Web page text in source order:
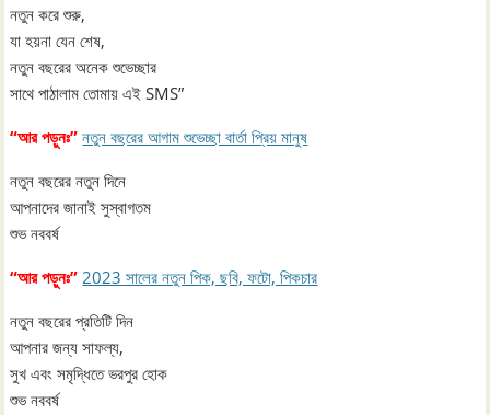
নতুন করে শুরু,
যা হয়না যেন শেষ,
নতুন বছরের অনেক শুভেচ্ছার
সাথে পাঠালাম তোমায় এই SMS”
“আর পড়ুনঃ” নতুন বছরের আগাম শুভেচ্ছা বার্তা প্রিয় মানুষ
নতুন বছরের নতুন দিনে
আপনাদের জানাই সুস্বাগতম
শুভ নববর্ষ
“আর পড়ুনঃ” 2023 সালের নতুন পিক, ছবি, ফটো, পিকচার
নতুন বছরের প্রতিটি দিন
আপনার জন্য সাফল্য,
সুখ এবং সমৃদ্ধিতে ভরপুর হোক
শুভ নববর্ষ